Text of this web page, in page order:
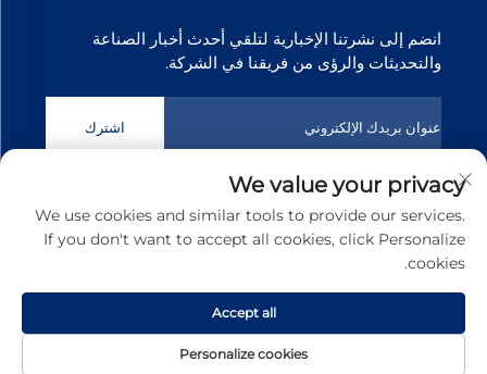
انضم إلى نشرتنا الإخبارية لتلقي أحدث أخبار الصناعة
والتحديثات والرؤى من فريقنا في الشركة.
اشترك
حقوق الطبع والنشر © 2025 شركة دونغقوان تيانجي لتكنولوجيا نقل
الحركة المحدودة. جميع الحقوق محفوظةسياسة الخصوصية
We value your privacy
We use cookies and similar tools to provide our services.
If you don't want to accept all cookies, click Personalize
cookies.
Personalize cookies
Accept all